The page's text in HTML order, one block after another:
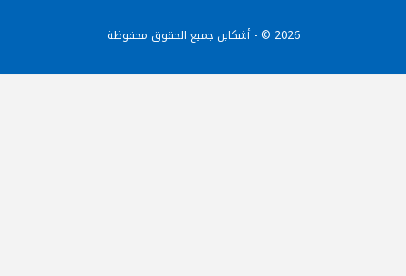
2026 © - أشكاين جميع الحقوق محفوظة